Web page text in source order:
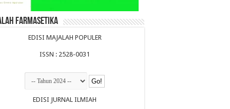
Farmasetika
EDISI MAJALAH POPULER
ISSN : 2528-0031
EDISI JURNAL ILMIAH